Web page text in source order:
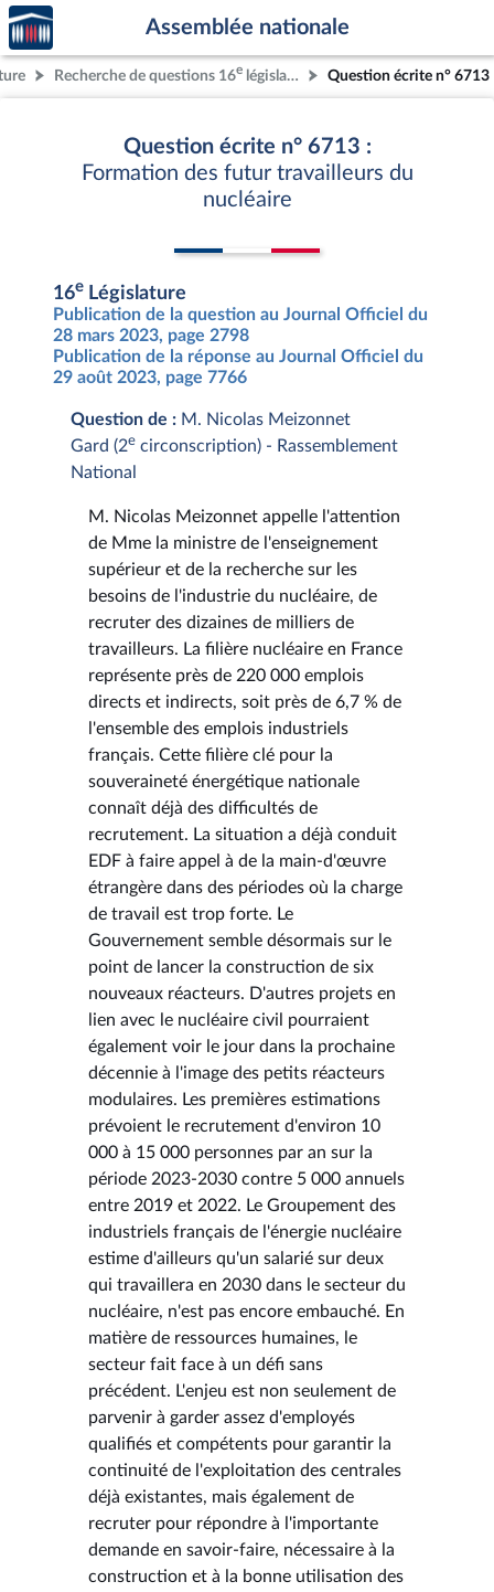
Aller au contenu
Aller en bas de la page
Accèder
à la
page
d'accueil
Assemblée nationale
Recherche de questions 16e législature Question écrite n° 6713
Question écrite n° 6713 :
Formation des futur travailleurs du
nucléaire
16e Législature
Publication de la question au Journal Officiel du
28 mars 2023, page 2798
Publication de la réponse au Journal Officiel du
29 août 2023, page 7766
Question de : M. Nicolas Meizonnet
Gard (2e circonscription) - Rassemblement
National
M. Nicolas Meizonnet appelle l'attention
de Mme la ministre de l'enseignement
supérieur et de la recherche sur les
besoins de l'industrie du nucléaire, de
recruter des dizaines de milliers de
travailleurs. La filière nucléaire en France
représente près de 220 000 emplois
directs et indirects, soit près de 6,7 % de
l'ensemble des emplois industriels
français. Cette filière clé pour la
souveraineté énergétique nationale
connaît déjà des difficultés de
recrutement. La situation a déjà conduit
EDF à faire appel à de la main-d'œuvre
étrangère dans des périodes où la charge
de travail est trop forte. Le
Gouvernement semble désormais sur le
point de lancer la construction de six
nouveaux réacteurs. D'autres projets en
lien avec le nucléaire civil pourraient
également voir le jour dans la prochaine
décennie à l'image des petits réacteurs
modulaires. Les premières estimations
prévoient le recrutement d'environ 10
000 à 15 000 personnes par an sur la
période 2023-2030 contre 5 000 annuels
entre 2019 et 2022. Le Groupement des
industriels français de l'énergie nucléaire
estime d'ailleurs qu'un salarié sur deux
qui travaillera en 2030 dans le secteur du
nucléaire, n'est pas encore embauché. En
matière de ressources humaines, le
secteur fait face à un défi sans
précédent. L'enjeu est non seulement de
parvenir à garder assez d'employés
qualifiés et compétents pour garantir la
continuité de l'exploitation des centrales
déjà existantes, mais également de
recruter pour répondre à l'importante
demande en savoir-faire, nécessaire à la
construction et à la bonne utilisation des